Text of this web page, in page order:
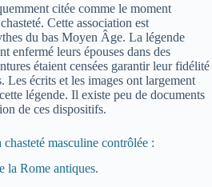
citée comme le moment
Cette association est
du bas Moyen Âge. La légende
enfermé leurs épouses dans des
étaient censées garantir leur fidélité
Les écrits et les images ont largement
légende. Il existe peu de documents
de ces dispositifs.
masculine contrôlée :
la Rome antiques.